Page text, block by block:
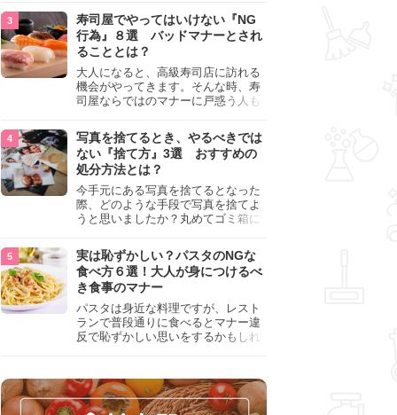
けても大丈夫」というサインが関係
しています。よく選ばれる人の特徴
や、英語が苦手でも焦らない対処
法、自分を守るための注意点を詳し
く解説します。
寿司屋でやってはいけない『NG
行為』８選 バッドマナーとされ
ることとは？
大人になると、高級寿司店に訪れる
機会がやってきます。そんな時、寿
司屋ならではのマナーに戸惑う人も
らためて寿司屋でやってはいけない
『NG行為』をチェックしましょう。
写真を捨てるとき、やるべきでは
ない『捨て方』3選 おすすめの
処分方法とは？
今手元にある写真を捨てるとなった
際、どのような手段で写真を捨てよ
うと思いましたか？丸めてゴミ箱に
真は個人情報が詰まっているので、
ただ丸めただけの状態で捨ててしま
うのは危険です。写真にすべきでは
ない捨て方をまとめているので、ぜ
ひチェックしておきましょう。
実は恥ずかしい？パスタのNGな
食べ方６選！大人が身につけるべ
き食事のマナー
パスタは身近な料理ですが、レスト
ランで普段通りに食べるとマナー違
反で恥ずかしい思いをするかもしれ
して、正しい食べ方を確認しましょ
う。大人の嗜みとして知っておきた
い新常識を解説します。